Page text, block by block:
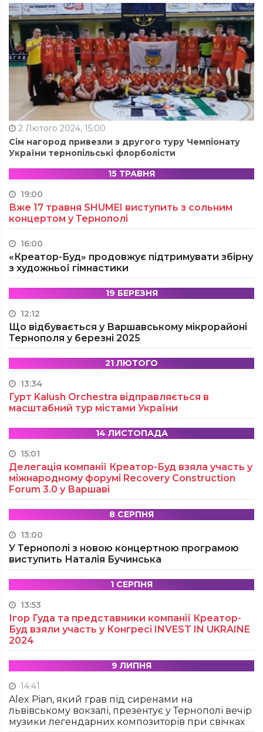
2 Лютого 2024, 15:00
Сім нагород привезли з другого туру Чемпіонату
України тернопільські флорболісти
15 ТРАВНЯ
19:00
Вже 17 травня SHUMEI виступить з сольним
концертом у Тернополі
16:00
«Креатор-Буд» продовжує підтримувати збірну
з художньої гімнастики
19 БЕРЕЗНЯ
12:12
Що відбувається у Варшавському мікрорайоні
Тернополя у березні 2025
21 ЛЮТОГО
13:34
Гурт Kalush Orchestra відправляється в
масштабний тур містами України
14 ЛИСТОПАДА
15:01
Делегація компанії Креатор-Буд взяла участь у
міжнародному форумі Recovery Construction
Forum 3.0 у Варшаві
8 СЕРПНЯ
13:00
У Тернополі з новою концертною програмою
виступить Наталія Бучинська
1 СЕРПНЯ
13:53
Ігор Гуда та представники компанії Креатор-
Буд взяли участь у Конгресі INVEST IN UKRAINE
2024
9 ЛИПНЯ
14:41
Alex Pian, який грав під сиренами на
львівському вокзалі, презентує у Тернополі вечір
музики легендарних композиторів при свічках